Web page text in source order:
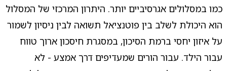
כמו במסלולים אגרסיביים יותר. היתרון המרכזי של המסלול
הוא היכולת לשלב בין פוטנציאל תשואה לבין ניסיון לשמור
על איזון יחסי ברמת הסיכון, במסגרת חיסכון ארוך טווח
עבור הילד. עבור הורים שמעדיפים דרך אמצע - לא